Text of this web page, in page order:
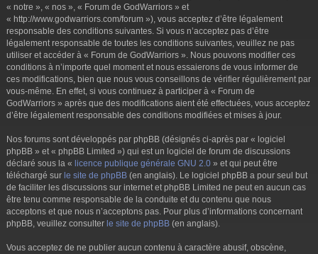
« notre », « nos », « Forum de GodWarriors » et
« http://www.godwarriors.com/forum »), vous acceptez d’être légalement
responsable des conditions suivantes. Si vous n’acceptez pas d’être
légalement responsable de toutes les conditions suivantes, veuillez ne pas
utiliser et accéder à « Forum de GodWarriors ». Nous pouvons modifier ces
conditions à n’importe quel moment et nous essaierons de vous informer de
ces modifications, bien que nous vous conseillons de vérifier régulièrement par
vous-même. En effet, si vous continuez à participer à « Forum de
GodWarriors » après que des modifications aient été effectuées, vous acceptez
d’être légalement responsable des conditions modifiées et mises à jour.
Nos forums sont développés par phpBB (désignés ci-après par « logiciel
phpBB » et « phpBB Limited ») qui est un logiciel de forum de discussions
déclaré sous la « licence publique générale GNU 2.0 » et qui peut être
téléchargé sur le site de phpBB (en anglais). Le logiciel phpBB a pour seul but
de faciliter les discussions sur internet et phpBB Limited ne peut en aucun cas
être tenu comme responsable de la conduite et du contenu que nous
acceptons et que nous n’acceptons pas. Pour plus d’informations concernant
phpBB, veuillez consulter le site de phpBB (en anglais).
Vous acceptez de ne publier aucun contenu à caractère abusif, obscène,